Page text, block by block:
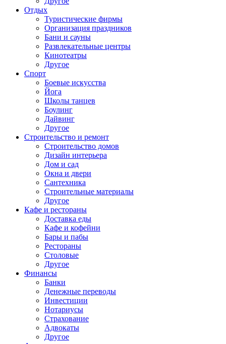
Отдых
Туристические фирмы
Организация праздников
Бани и сауны
Развлекательные центры
Кинотеатры
Другое
Спорт
Боевые искусства
Йога
Школы танцев
Боулинг
Дайвинг
Другое
Строительство и ремонт
Строительство домов
Дизайн интерьера
Дом и сад
Окна и двери
Сантехника
Строительные материалы
Другое
Кафе и рестораны
Доставка еды
Кафе и кофейни
Бары и пабы
Рестораны
Столовые
Другое
Финансы
Банки
Денежные переводы
Инвестиции
Нотариусы
Страхование
Адвокаты
Другое